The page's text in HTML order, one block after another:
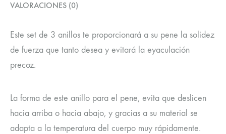
VALORACIONES (0)
Este set de 3 anillos te proporcionará a su pene la solidez
de fuerza que tanto desea y evitará la eyaculación
precoz.
La forma de este anillo para el pene, evita que deslicen
hacia arriba o hacia abajo, y gracias a su material se
adapta a la temperatura del cuerpo muy rápidamente.